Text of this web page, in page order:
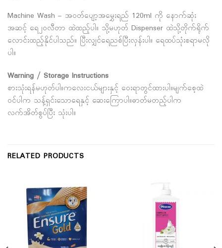
Machine Wash – အဝတ်ပျော့အမွှေးရည် 120ml ကို နောက်ဆုံး
အဆင့် ရေ၂၀လီတာ ထဲထည့်ပါ။ သို့မဟုတ် Dispenser ထဲသို့တိုက်ရိုက်
လောင်းထည့်နိုင်ပါသည်။ ပြီးလျှင်ရေညစ်ပြီးလှန်းပါ။ ရေထပ်သုံးစရာမလို
ပါ။
Warning / Storage Instructions
စားသုံးရန်မဟုတ်ပါ။ကလေးငယ်များနှင့် ဝေးရာတွင်ထားပါ။မျက်စေ့ထဲ
ဝင်ပါက သန့်ရှင်းသောရေနှင့် ဆေးကြောပါ။ဓာတ်မတည့်ပါက
လက်အိတ်စွပ်ပြီး သုံးပါ။
RELATED PRODUCTS